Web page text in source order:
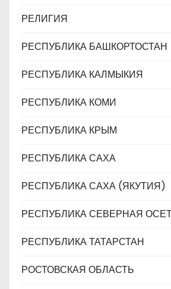
РЕЛИГИЯ
РЕСПУБЛИКА БАШКОРТОСТАН
РЕСПУБЛИКА КАЛМЫКИЯ
РЕСПУБЛИКА КОМИ
РЕСПУБЛИКА КРЫМ
РЕСПУБЛИКА САХА
РЕСПУБЛИКА САХА (ЯКУТИЯ)
РЕСПУБЛИКА СЕВЕРНАЯ
РЕСПУБЛИКА ТАТАРСТАН
РОСТОВСКАЯ ОБЛАСТЬ